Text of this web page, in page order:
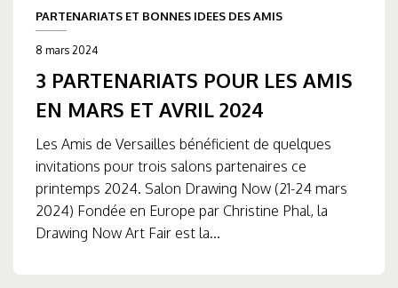
PARTENARIATS ET BONNES IDEES DES AMIS
8 mars 2024
3 PARTENARIATS POUR LES AMIS
EN MARS ET AVRIL 2024
Les Amis de Versailles bénéficient de quelques
invitations pour trois salons partenaires ce
printemps 2024. Salon Drawing Now (21-24 mars
2024) Fondée en Europe par Christine Phal, la
Drawing Now Art Fair est la...